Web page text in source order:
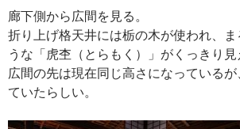
廊下側から広間を見る。
折り上げ格天井には栃の木が使われ、ま
うな「虎杢（とらもく）」がくっきり見
広間の先は現在同じ高さになっている
ていたらしい。